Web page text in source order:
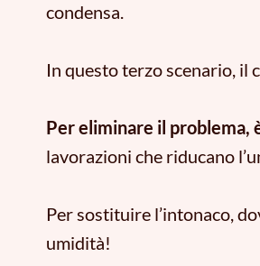
condensa.
In questo terzo scenario, il
Per eliminare il problema,
lavorazioni che riducano
Per sostituire l’intonaco,
umidità!